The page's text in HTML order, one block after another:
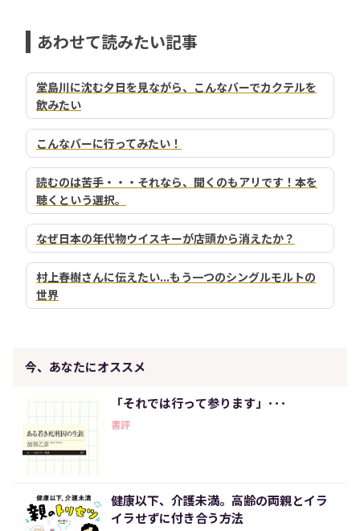
あわせて読みたい記事
堂島川に沈む夕日を見ながら、こんなバーでカクテルを
飲みたい
こんなバーに行ってみたい！
読むのは苦手・・・それなら、聞くのもアリです！本を
聴くという選択。
なぜ日本の年代物ウイスキーが店頭から消えたか？
村上春樹さんに伝えたい...もう一つのシングルモルトの
世界
今、あなたにオススメ
「それでは行って参ります」･･･
書評
健康以下、介護未満。高齢の両親とイラ
イラせずに付き合う方法